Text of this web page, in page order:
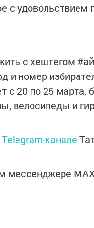
с удовольствием
с хештегом
и номер
с 20 по 25 марта,
велосипеды и
Telegram-канале
мессенджере